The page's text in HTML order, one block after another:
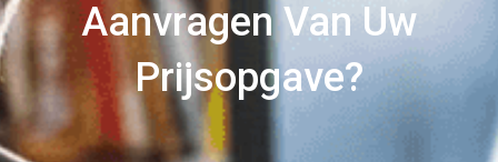
Aanvragen Van Uw
Prijsopgave?